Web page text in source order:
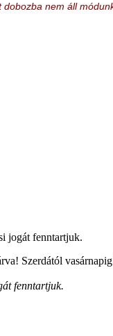
nem áll
jogát fenntartjuk.
Szerdától
fenntartjuk.